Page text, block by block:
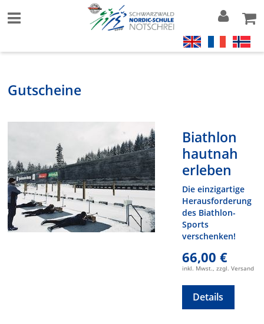
Gutscheine
Biathlon
hautnah
erleben
Die einzigartige
Herausforderung
des Biathlon-
Sports
verschenken!
66,00 €
inkl. Mwst., zzgl. Versand
Details